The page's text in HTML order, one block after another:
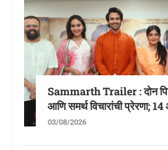
Sammarth Trailer : दोन
आणि समर्थ विचारांची प्रेरणा;
03/08/2026